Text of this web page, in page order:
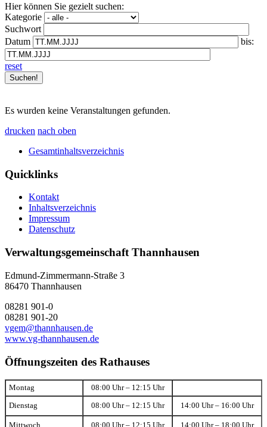
Hier können Sie gezielt suchen:
Kategorie
Suchwort
Datum
bis:
reset
Es wurden keine Veranstaltungen gefunden.
drucken nach oben
Gesamtinhaltsverzeichnis
Quicklinks
Kontakt
Inhaltsverzeichnis
Impressum
Datenschutz
Verwaltungsgemeinschaft Thannhausen
Edmund-Zimmermann-Straße 3
86470 Thannhausen
08281 901-0
08281 901-20
vgem@thannhausen.de
www.vg-thannhausen.de
Öffnungszeiten des Rathauses
Montag 08:00 Uhr – 12:15 Uhr
Dienstag 08:00 Uhr – 12:15 Uhr 14:00 Uhr – 16:00 Uhr